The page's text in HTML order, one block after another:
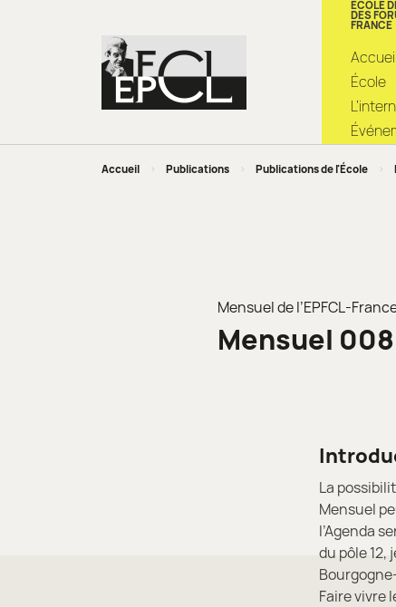
ÉCOLE
DES
FRANCE
Accueil
École
Accueil > Publications > Publications de l'École >
Mensuel de l’EPFCL-
Mensuel
La
Mensuel
l’Agenda
du pôle
Faire vivre